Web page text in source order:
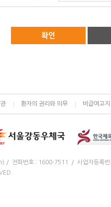
확인
환자의 권리와 의무 비급여고지
/ 전화번호 : 1600-7511 / 사업자등